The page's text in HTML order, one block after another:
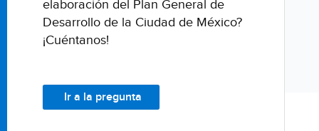
elaboración del Plan General de
Desarrollo de la Ciudad de México?
¡Cuéntanos!
Ir a la pregunta